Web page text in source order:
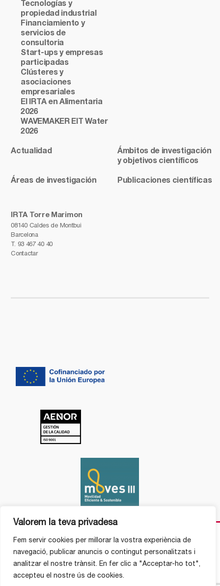
Valorem la teva privadesa
Fem servir cookies per millorar la vostra experiència de
navegació, publicar anuncis o contingut personalitzats i
analitzar el nostre trànsit. En fer clic a "Acceptar-ho tot",
accepteu el nostre ús de cookies.
IRTA Torre Marimon
08140 Caldes de Montbui
Barcelona
T. 93 467 40 40
Contactar
Tecnologías y
propiedad industrial
Financiamiento y
servicios de
consultoria
Start-ups y empresas
participadas
Clústeres y
asociaciones
empresariales
El IRTA en Alimentaria
2026
WAVEMAKER EIT Water
2026
Actualidad
Ámbitos de investigación
y objetivos científicos
Áreas de investigación Publicaciones científicas